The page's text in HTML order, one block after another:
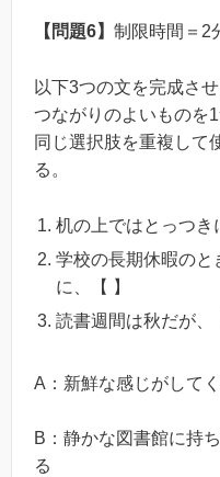
【問題6】 制限時間＝2
以下3つの文を完成さ
つながりのよいものを
同じ選択肢を重複して
る。
机の上ではとっつき
学校の長期休暇の
に、【 】
読書週間は秋だが、
A：新鮮な感じがして
B：静かな図書館に持
る